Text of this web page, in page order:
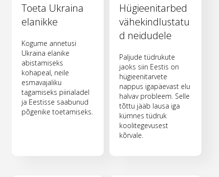
Toeta Ukraina
elanikke
Kogume annetusi
Ukraina elanike
abistamiseks
kohapeal, neile
esmavajaliku
tagamiseks piirialadel
ja Eestisse saabunud
põgenike toetamiseks.
Hügieenitarbed
vähekindlustatu
d neidudele
Paljude tüdrukute
jaoks siin Eestis on
hügieenitarvete
nappus igapäevast elu
halvav probleem. Selle
tõttu jääb lausa iga
kümnes tüdruk
koolitegevusest
kõrvale.